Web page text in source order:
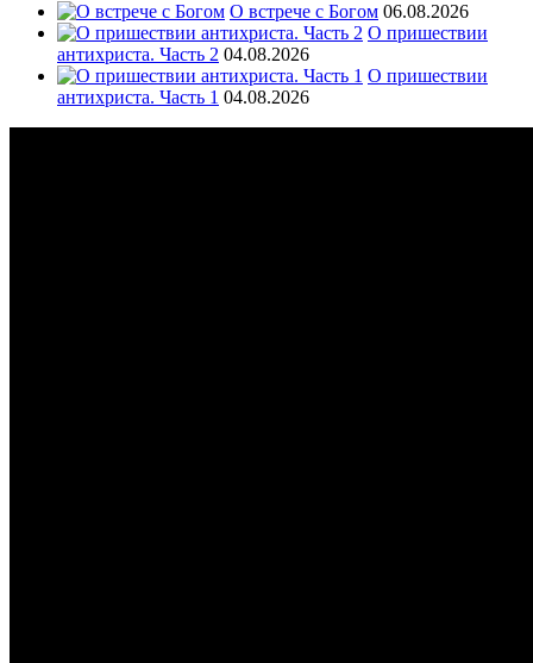
О встрече с Богом 06.08.2026
О пришествии
антихриста. Часть 2 04.08.2026
О пришествии
антихриста. Часть 1 04.08.2026